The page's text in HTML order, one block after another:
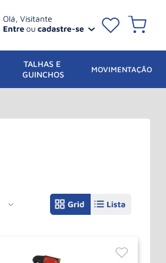
TALHAS E
GUINCHOS
MOVIMENTAÇÃO